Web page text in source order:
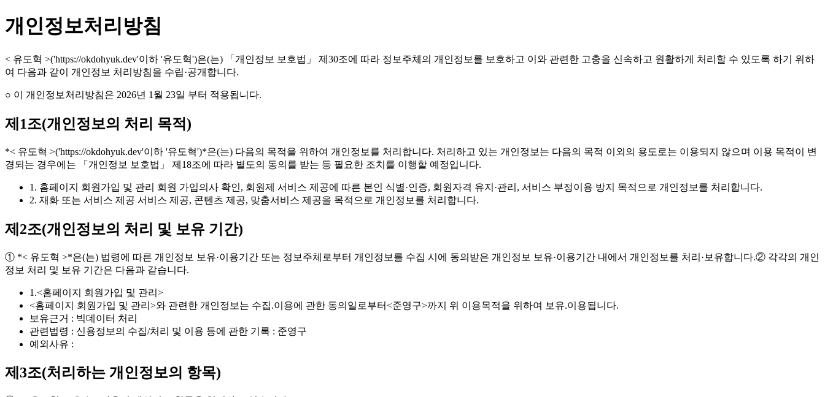
개인정보처리방침
< 유도혁 >('https://okdohyuk.dev'이하 '유도혁')은(는) 「개인정보 보호법」 제30조에 따라 정보주체의 개인정보를 보호하고 이와 관련한 고충을 신속하고 원활하게 처리할 수 있도록 하기 위하
여 다음과 같이 개인정보 처리방침을 수립·공개합니다.
○ 이 개인정보처리방침은 2026년 1월 23일 부터 적용됩니다.
제1조(개인정보의 처리 목적)
*< 유도혁 >('https://okdohyuk.dev'이하 '유도혁')*은(는) 다음의 목적을 위하여 개인정보를 처리합니다. 처리하고 있는 개인정보는 다음의 목적 이외의 용도로는 이용되지 않으며 이용 목적이 변
경되는 경우에는 「개인정보 보호법」 제18조에 따라 별도의 동의를 받는 등 필요한 조치를 이행할 예정입니다.
1. 홈페이지 회원가입 및 관리 회원 가입의사 확인, 회원제 서비스 제공에 따른 본인 식별·인증, 회원자격 유지·관리, 서비스 부정이용 방지 목적으로 개인정보를 처리합니다.
2. 재화 또는 서비스 제공 서비스 제공, 콘텐츠 제공, 맞춤서비스 제공을 목적으로 개인정보를 처리합니다.
제2조(개인정보의 처리 및 보유 기간)
① *< 유도혁 >*은(는) 법령에 따른 개인정보 보유·이용기간 또는 정보주체로부터 개인정보를 수집 시에 동의받은 개인정보 보유·이용기간 내에서 개인정보를 처리·보유합니다.② 각각의 개인
정보 처리 및 보유 기간은 다음과 같습니다.
1.<홈페이지 회원가입 및 관리>
<홈페이지 회원가입 및 관리>와 관련한 개인정보는 수집.이용에 관한 동의일로부터<준영구>까지 위 이용목적을 위하여 보유.이용됩니다.
보유근거 : 빅데이터 처리
관련법령 : 신용정보의 수집/처리 및 이용 등에 관한 기록 : 준영구
예외사유 :
제3조(처리하는 개인정보의 항목)